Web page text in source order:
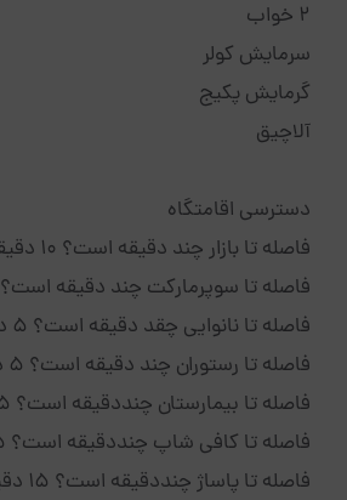
2 خواب
سرمایش کولر
گرمایش پکیج
آلاچیق
دسترسی اقامتگاه
فاصله تا بازار چند دقیقه است؟ 10 دقیقه
فاصله تا سوپرمارکت چند دقیقه است؟ 5 دقیقه
فاصله تا نانوایی چقد دقیقه است؟ 5 دقیقه
فاصله تا رستوران چند دقیقه است؟ 5 دقیقه
فاصله تا بیمارستان چنددقیقه است؟ 5 دقیقه
فاصله تا کافی شاپ چنددقیقه است؟ 15 دقیقه
فاصله تا پاساژ چنددقیقه است؟ 15 دقیقه